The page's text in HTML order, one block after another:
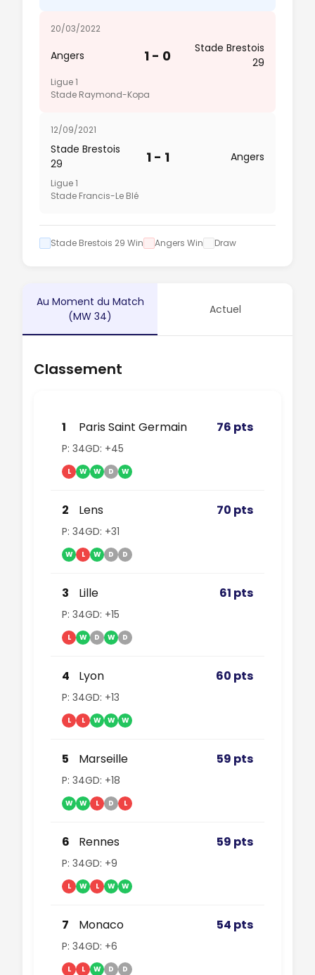
20/03/2022
Angers 1 - 0
Stade Brestois
29
Ligue 1
Stade Raymond-Kopa
12/09/2021
Stade Brestois
29
1 - 1 Angers
Ligue 1
Stade Francis-Le Blé
Stade Brestois 29 Win Angers Win Draw
Au Moment du Match
(MW 34)
Actuel
Classement
1 Paris Saint Germain 76 pts
P: 34GD: +45
L W W D W
2 Lens 70 pts
P: 34GD: +31
W L W D D
3 Lille 61 pts
P: 34GD: +15
L W D W D
4 Lyon 60 pts
P: 34GD: +13
L L W W W
5 Marseille 59 pts
P: 34GD: +18
W W L D L
6 Rennes 59 pts
P: 34GD: +9
L W L W W
7 Monaco 54 pts
P: 34GD: +6
L L W D D